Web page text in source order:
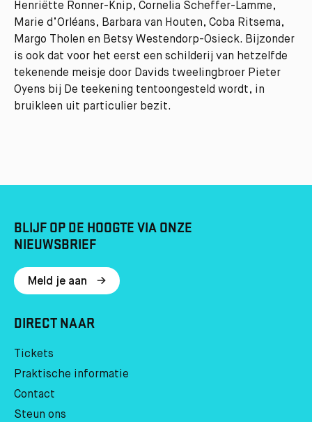
Henriëtte Ronner-Knip, Cornelia Scheffer-Lamme,
Marie d’Orléans, Barbara van Houten, Coba Ritsema,
Margo Tholen en Betsy Westendorp-Osieck. Bijzonder
is ook dat voor het eerst een schilderij van hetzelfde
tekenende meisje door Davids tweelingbroer Pieter
Oyens bij De teekening tentoongesteld wordt, in
bruikleen uit particulier bezit.
BLIJF OP DE HOOGTE VIA ONZE
NIEUWSBRIEF
Meld je aan
DIRECT NAAR
Tickets
Praktische informatie
Contact
Steun ons